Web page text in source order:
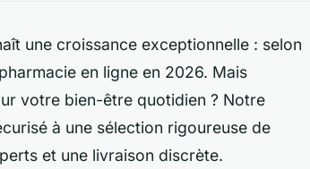
une croissance exceptionnelle : selon
en ligne en 2026. Mais
votre bien-être quotidien ? Notre
à une sélection rigoureuse de
et une livraison discrète.